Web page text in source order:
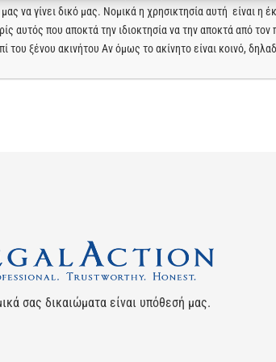
να γίνει δικό μας. Νομικά η χρησικτησία αυτή είναι η
αυτός που αποκτά την ιδιοκτησία να την αποκτά από
του ξένου ακινήτου Αν όμως το ακίνητο είναι κοινό,
σας δικαιώματα είναι υπόθεσή μας.